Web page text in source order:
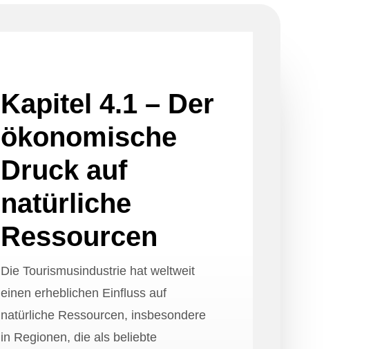
Kapitel 4.1 – Der
ökonomische
Druck auf
natürliche
Ressourcen
Die Tourismusindustrie hat weltweit
einen erheblichen Einfluss auf
natürliche Ressourcen, insbesondere
in Regionen, die als beliebte